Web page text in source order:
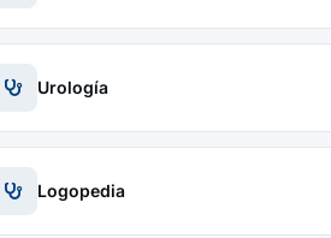
Urología
Logopedia